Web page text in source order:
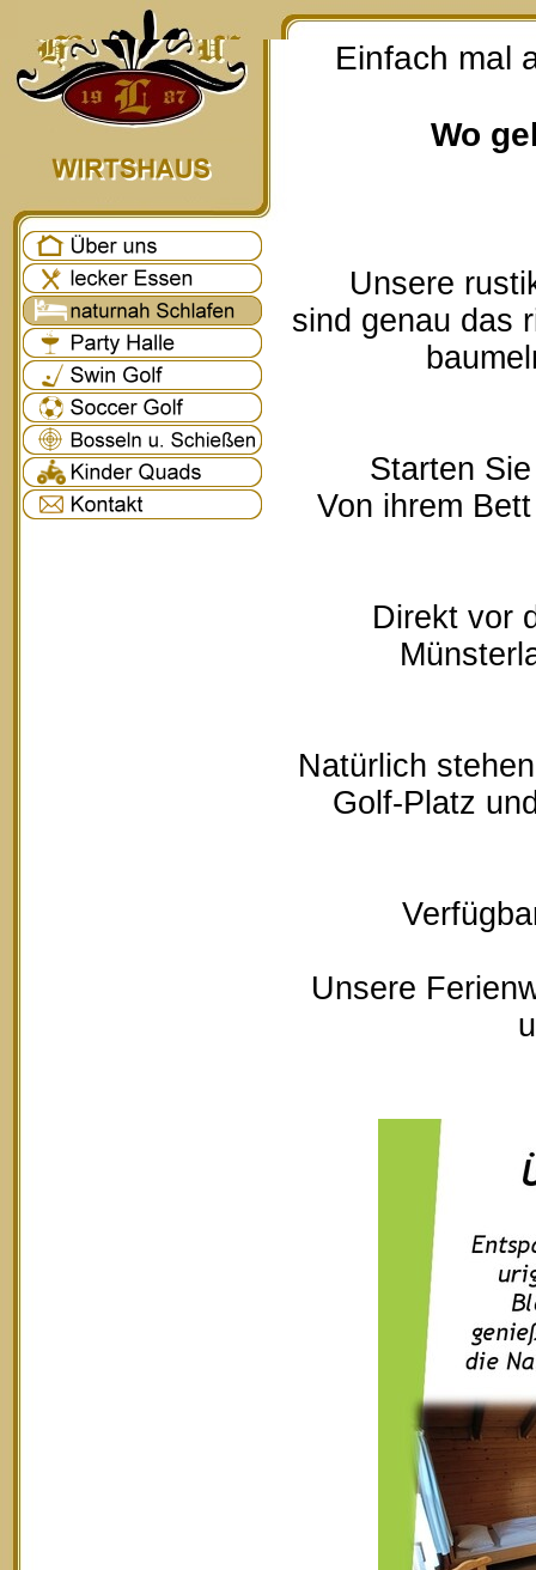
Einfach mal
Wo
Unsere
sind genau das
Starten
Von ihrem
Direkt vor
Natürlich
Golf-Platz
Unsere